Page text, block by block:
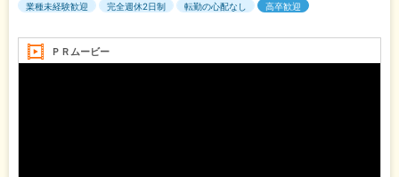
業種未経験歓迎
完全週休2日制 転勤の心配なし 高卒歓迎
ＰＲムービー